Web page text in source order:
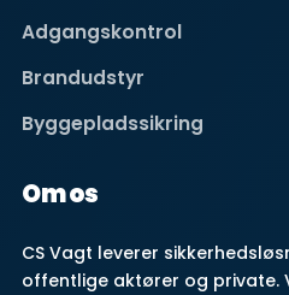
Adgangskontrol
Brandudstyr
Byggepladssikring
Om os
CS Vagt leverer
offentlige aktører og private.